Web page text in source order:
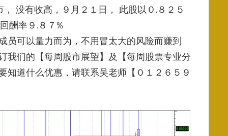
没有收高，９月２１日， 此股以０.８２５
酬率９.８７%
员可以量力而为，不用冒太大的风险而赚到
我们的【每周股市展望】及【每周股票专业分
知道什么优惠， 请联系吴老师【０１２６５９